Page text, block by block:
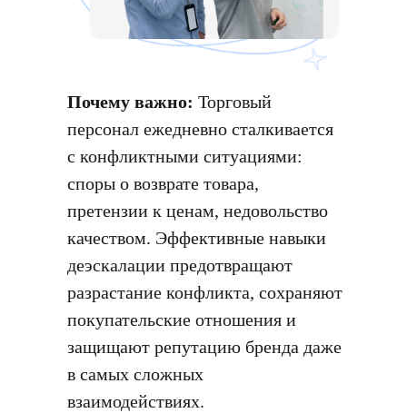
Почему важно: Торговый
персонал ежедневно сталкивается
с конфликтными ситуациями:
споры о возврате товара,
претензии к ценам, недовольство
качеством. Эффективные навыки
деэскалации предотвращают
разрастание конфликта, сохраняют
покупательские отношения и
защищают репутацию бренда даже
в самых сложных
взаимодействиях.